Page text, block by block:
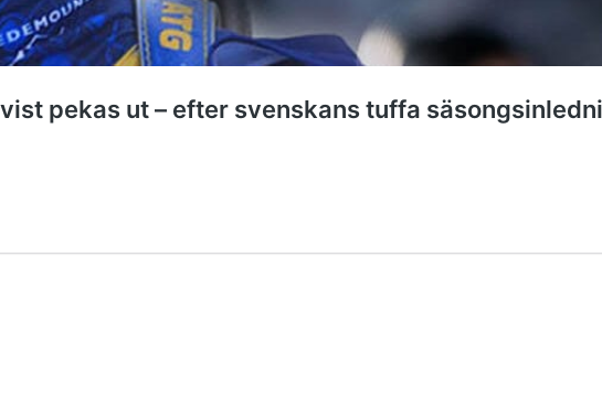
pekas ut – efter svenskans tuffa